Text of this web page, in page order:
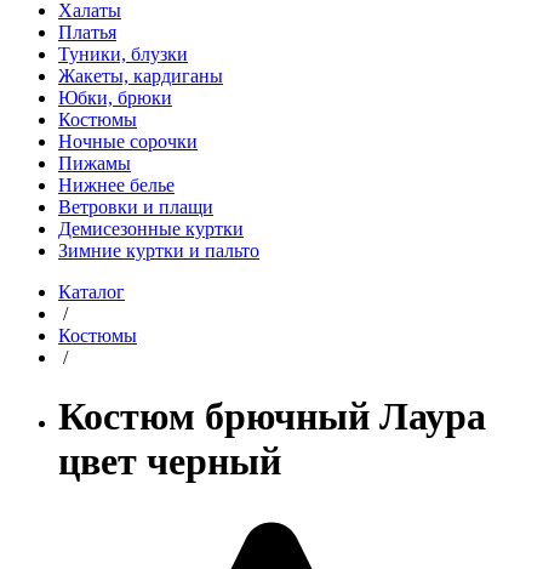
Халаты
Платья
Туники, блузки
Жакеты, кардиганы
Юбки, брюки
Костюмы
Ночные сорочки
Пижамы
Нижнее белье
Ветровки и плащи
Демисезонные куртки
Зимние куртки и пальто
Каталог
/
Костюмы
/
Костюм брючный Лаура
цвет черный